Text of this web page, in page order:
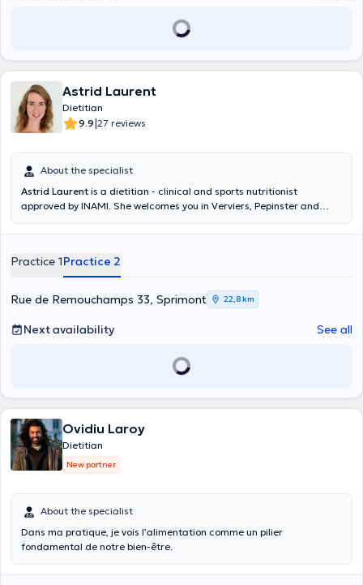
Astrid Laurent
Dietitian
9.9|27 reviews
About the specialist
Astrid Laurent is a dietitian - clinical and sports nutritionist
approved by INAMI. She welcomes you in Verviers, Pepinster and
follow-up appointment lasts 30 minutes. Empathetic, smiling and
through specific support respecting your individualities.
Practice 1Practice 2
Rue de Remouchamps 33, Sprimont 22,8 km
Next availability See all
Ovidiu Laroy
Dietitian
New partner
About the specialist
Dans ma pratique, je vois l’alimentation comme un pilier
fondamental de notre bien-être.